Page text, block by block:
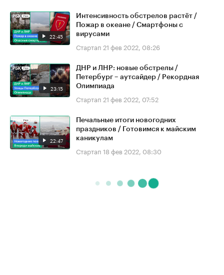
22:45
Интенсивность обстрелов растёт /
Пожар в океане / Смартфоны с
вирусами
Стартап 21 фев 2022, 08:26
23:15
ДНР и ЛНР: новые обстрелы /
Петербург – аутсайдер / Рекордная
Олимпиада
Стартап 21 фев 2022, 07:52
22:47
Печальные итоги новогодних
праздников / Готовимся к майским
каникулам
Стартап 18 фев 2022, 08:30